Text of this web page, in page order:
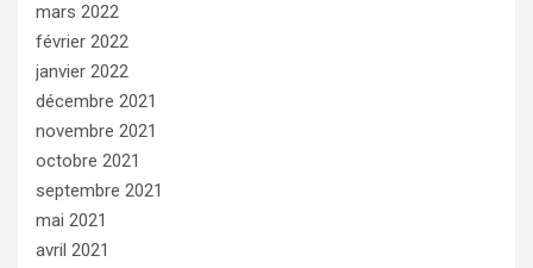
mars 2022
février 2022
janvier 2022
décembre 2021
novembre 2021
octobre 2021
septembre 2021
mai 2021
avril 2021